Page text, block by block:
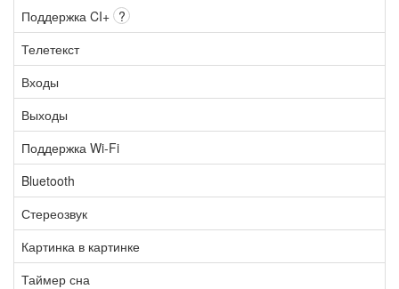
Поддержка CI+ ?
Телетекст
Входы
Выходы
Поддержка Wi-Fi
Bluetooth
Стереозвук
Картинка в картинке
Таймер сна